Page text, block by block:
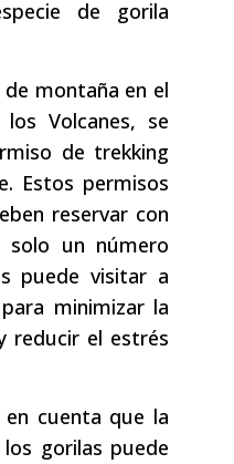
de gorila
de montaña en el
Volcanes, se
de trekking
Estos permisos
reservar con
solo un número
puede visitar a
minimizar la
reducir el estrés
cuenta que la
gorilas puede